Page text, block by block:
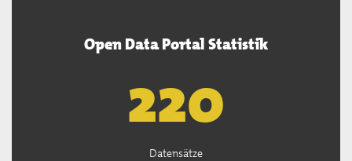
Open Data Portal Statistik
222
Datensätze